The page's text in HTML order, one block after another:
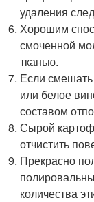
удаления
Хорошим
смоченной
тканью.
Если
или белое
составом
Сырой
отчистить
Прекрасно
количества